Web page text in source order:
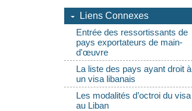
Liens Connexes
Entrée des ressortissants de
pays exportateurs de main-
d'œuvre
La liste des pays ayant droit à
un visa libanais
Les modalités d’octroi du visa
au Liban